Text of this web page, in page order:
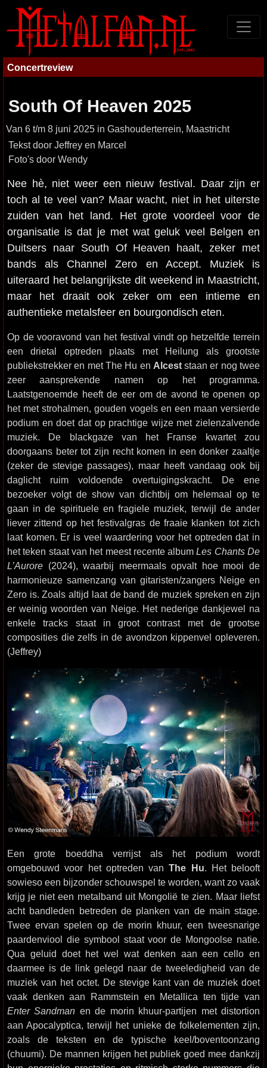
Concertreview
South Of Heaven 2025
Van 6 t/m 8 juni 2025 in Gashouderterrein, Maastricht
Tekst door Jeffrey en Marcel
Foto's door Wendy
Nee hè, niet weer een nieuw festival. Daar zijn er
toch al te veel van? Maar wacht, niet in het uiterste
zuiden van het land. Het grote voordeel voor de
organisatie is dat je met wat geluk veel Belgen en
Duitsers naar South Of Heaven haalt, zeker met
bands als Channel Zero en Accept. Muziek is
uiteraard het belangrijkste dit weekend in Maastricht,
maar het draait ook zeker om een intieme en
authentieke metalsfeer en bourgondisch eten.
Op de vooravond van het festival vindt op hetzelfde terrein
een drietal optreden plaats met Heilung als grootste
publiekstrekker en met The Hu en Alceststaan er nog twee
zeer aansprekende namen op het programma.
Laatstgenoemde heeft de eer om de avond te openen op
het met strohalmen, gouden vogels en een maan versierde
podium en doet dat op prachtige wijze met zielenzalvende
muziek. De blackgaze van het Franse kwartet zou
doorgaans beter tot zijn recht komen in een donker zaaltje
(zeker de stevige passages), maar heeft vandaag ook bij
daglicht ruim voldoende overtuigingskracht. De ene
bezoeker volgt de show van dichtbij om helemaal op te
gaan in de spirituele en fragiele muziek, terwijl de ander
liever zittend op het festivalgras de fraaie klanken tot zich
laat komen. Er is veel waardering voor het optreden dat in
het teken staat van het meest recente albumLes Chants De
L’Aurore (2024), waarbij meermaals opvalt hoe mooi de
harmonieuze samenzang van gitaristen/zangers Neige en
Zero is. Zoals altijd laat de band de muziek spreken en zijn
er weinig woorden van Neige. Het nederige dankjewel na
enkele tracks staat in groot contrast met de grootse
composities die zelfs in de avondzon kippenvel opleveren.
(Jeffrey)
Een grote boeddha verrijst als het podium wordt
omgebouwd voor het optreden vanThe Hu. Het belooft
sowieso een bijzonder schouwspel te worden, want zo vaak
krijg je niet een metalband uit Mongolië te zien. Maar liefst
acht bandleden betreden de planken van de main stage.
Twee ervan spelen op de morin khuur, een tweesnarige
paardenviool die symbool staat voor de Mongoolse natie.
Qua geluid doet het wel wat denken aan een cello en
daarmee is de link gelegd naar de tweeledigheid van de
muziek van het octet. De stevige kant van de muziek doet
vaak denken aan Rammstein en Metallica ten tijde van
Enter Sandman en de morin khuur-partijen met distortion
aan Apocalyptica, terwijl het unieke de folkelementen zijn,
zoals de teksten en de typische keel/boventoonzang
(chuumi). De mannen krijgen het publiek goed mee dankzij